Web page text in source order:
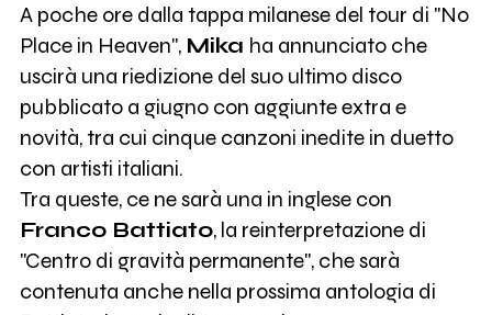
A poche ore dalla tappa milanese del tour di "No
Place in Heaven", Mika ha annunciato che
uscirà una riedizione del suo ultimo disco
pubblicato a giugno con aggiunte extra e
novità, tra cui cinque canzoni inedite in duetto
con artisti italiani.
Tra queste, ce ne sarà una in inglese con
Franco Battiato, la reinterpretazione di
"Centro di gravità permanente", che sarà
contenuta anche nella prossima antologia di